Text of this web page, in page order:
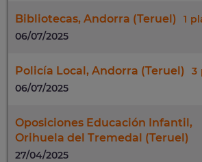
Bibliotecas, Andorra (Teruel)
1
06/07/2025
Policía Local, Andorra (Teruel)
3
06/07/2025
Oposiciones Educación Infantil,
Orihuela del Tremedal (Teruel)
27/04/2025